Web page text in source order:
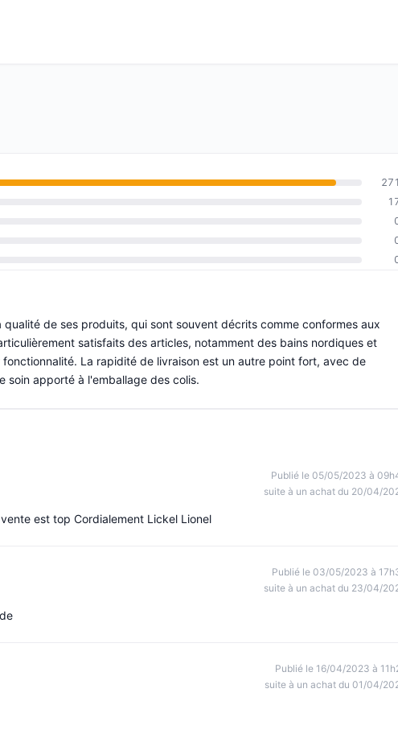
271
de ses produits, qui sont souvent décrits comme conformes aux
satisfaits des articles, notamment des bains nordiques et
La rapidité de livraison est un autre point fort, avec de
soin apporté à l'emballage des colis.
Publié le 05/05/2023 à
suite à un achat du 20/04/
est top Cordialement Lickel Lionel
Publié le 03/05/2023 à
suite à un achat du 23/04/
Publié le 16/04/2023 à
suite à un achat du 01/04/